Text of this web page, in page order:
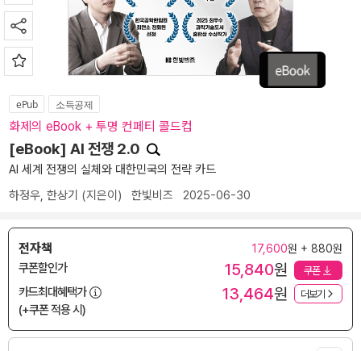
ePub 소득공제
화제의 eBook + 투명 컨페티 콜드컵
[eBook] AI 전쟁 2.0
AI 세계 전쟁의 실체와 대한민국의 전략 카드
하정우, 한상기 (지은이) 한빛비즈 2025-06-30
전자책 17,600원 + 880원
쿠폰할인가 15,840원 쿠폰
카드최대혜택가
(+쿠폰 적용 시)
13,464원 더보기